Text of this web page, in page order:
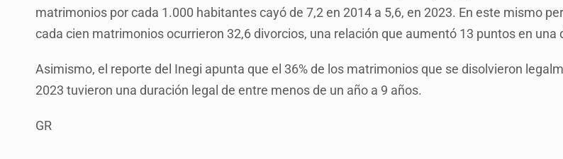
matrimonios por cada 1.000 habitantes cayó de 7,2 en 2014 a 5,6, en 2023. En este mismo
cada cien matrimonios ocurrieron 32,6 divorcios, una relación que aumentó 13 puntos en una
Asimismo, el reporte del Inegi apunta que el 36% de los matrimonios que se disolvieron
2023 tuvieron una duración legal de entre menos de un año a 9 años.
GR